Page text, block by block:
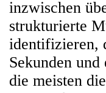
inzwischen
strukturierte
identifizieren,
Sekunden
die meisten